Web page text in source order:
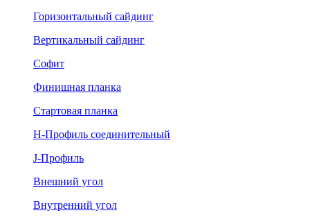
Горизонтальный сайдинг
Вертикальный сайдинг
Софит
Финишная планка
Стартовая планка
Н-Профиль соединительный
J-Профиль
Внешний угол
Внутренний угол